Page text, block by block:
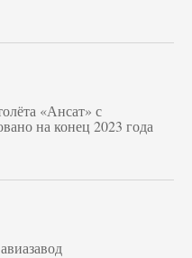
«Ансат» с
на конец 2023 года